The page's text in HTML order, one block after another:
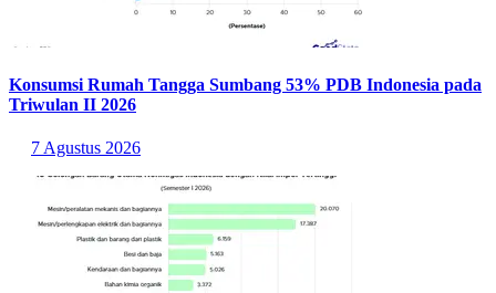
2021. Dengan demikian maka persentase kemenangan Enrique di
final mencapai 88,9 persen.
Sedangkan Arteta, sepanjang karirnya telah melakoni empat final.
Dan semuanya di level domestik.
Yaitu dua kali final Piala FA serta dua kali FA Community Shield.